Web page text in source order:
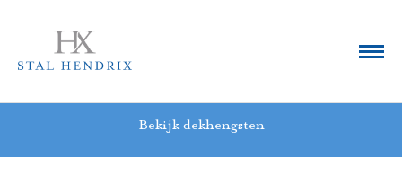
Bekijk dekhengsten